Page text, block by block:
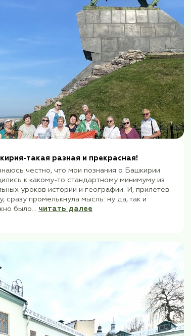
Осетинская история или
влюбиться
Так устроен человек:
восторгается, восхищается.
же вспоминается наставление
лучше не очаровываться,
разочаровыв...читать далее